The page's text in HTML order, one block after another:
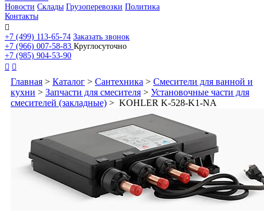
Новости Склады Грузоперевозки Политика
Контакты

+7 (499) 113-65-74 Заказать звонок
+7 (966) 007-58-83 Круглосуточно
+7 (985) 904-53-90
 
Главная > Каталог > Сантехника > Смесители для ванной и
кухни > Запчасти для смесителя > Установочные части для
смесителей (закладные) > KOHLER K-528-K1-NA